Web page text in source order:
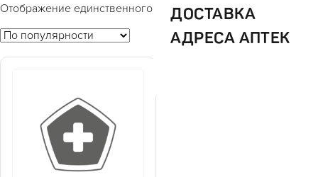
ДОСТАВКА
АДРЕСА АПТЕК
Отображение единственного товара